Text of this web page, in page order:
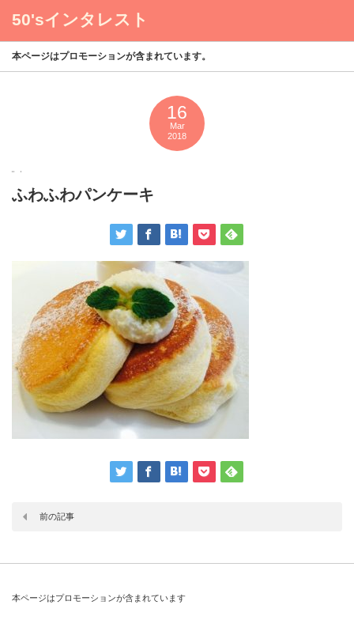
50'sインタレスト
本ページはプロモーションが含まれています。
16
Mar
2018
ふわふわパンケーキ
前の記事
本ページはプロモーションが含まれています